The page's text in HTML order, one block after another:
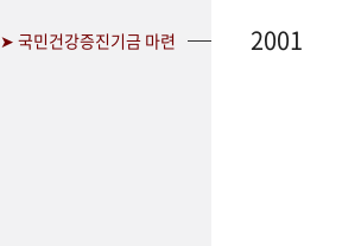
➤ 국민건강증진기금 마련 2001